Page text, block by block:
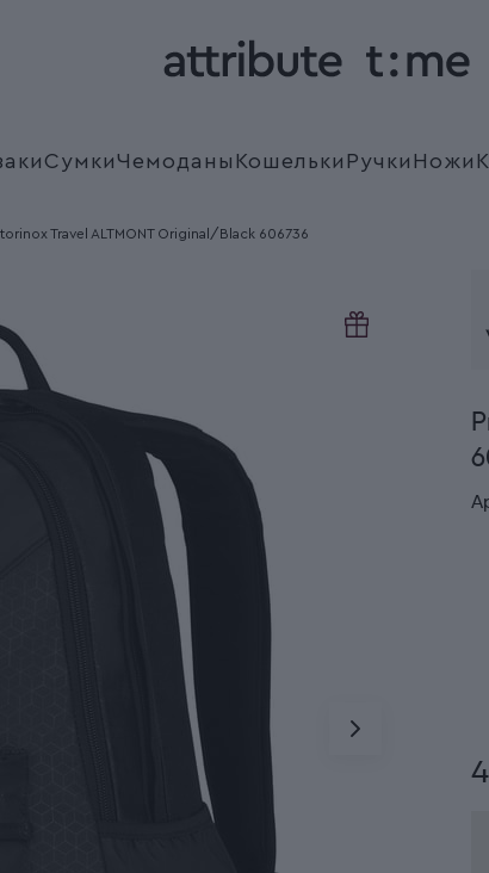
СумкиЧемоданы Кошельки Ручки Ножи
Travel ALTMONT Original/Black 606736